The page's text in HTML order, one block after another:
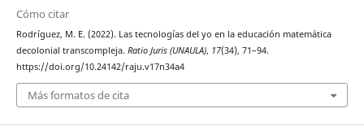
Cómo citar
Rodríguez, M. E. (2022). Las tecnologías del yo en la educación matemática
decolonial transcompleja. Ratio Juris (UNAULA), 17(34), 71–94.
https://doi.org/10.24142/raju.v17n34a4
Más formatos de cita